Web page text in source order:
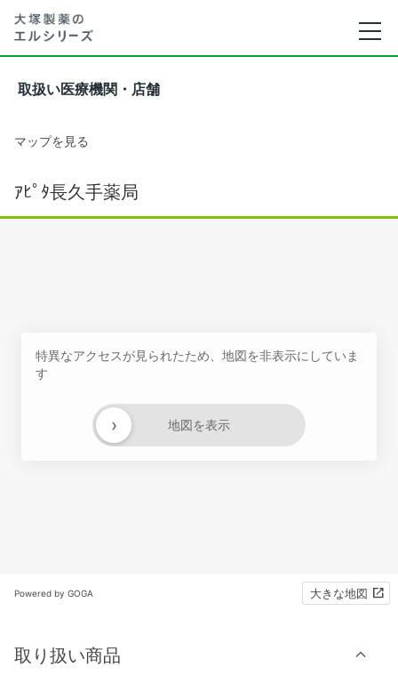
取扱い医療機関・店舗
マップを見る
ｱﾋﾟﾀ長久手薬局
特異なアクセスが見られたため、地図を非表示にしていま
す
地図を表示
›
Powered by GOGA 大きな地図
取り扱い商品